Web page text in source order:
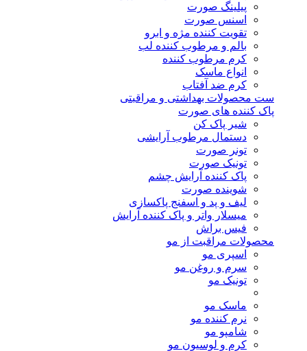
پیلینگ صورت
اسنس صورت
تقویت کننده مژه و ابرو
بالم و مرطوب کننده لب
کرم مرطوب کننده
انواع ماسک
کرم ضد آفتاب
ست محصولات بهداشتی و مراقبتی
پاک کننده های صورت
شیر پاک کن
دستمال مرطوب آرایشی
تونر صورت
تونیک صورت
پاک کننده آرایش چشم
شوینده صورت
لیف و پد و اسفنج پاکسازی
میسلار واتر و پاک کننده آرایش
فیس براش
محصولات مراقبت از مو
اسپری مو
سرم و روغن مو
تونیک مو
ماسک مو
نرم کننده مو
شامپو مو
کرم و لوسیون مو